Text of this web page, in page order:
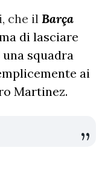
che il Barça
di lasciare
squadra
ai
Martinez.